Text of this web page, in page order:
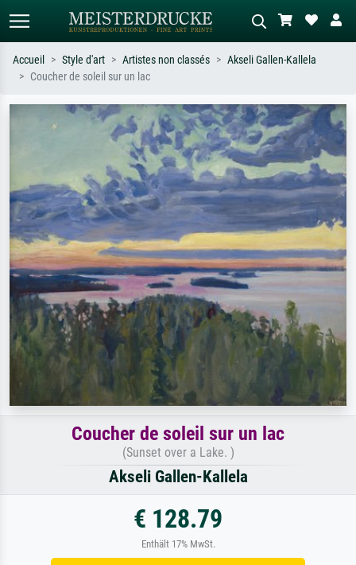
Recherchez par artiste, titre ou style –
ex. Monet, Nuit étoilée,
impressionnisme, vague de Hokusai,
Décrivez la scène – ex. prairie verte,
abstrait avec beaucoup de rouge,
tableau sombre, nu debout près d'un
arbre.
Accueil Style d'art Artistes non classés
Akseli Gallen-Kallela
Coucher de soleil sur un lac
Coucher de soleil sur un lac
(Sunset over a Lake. )
Akseli Gallen-Kallela
€ 128.79
Enthält 17% MwSt.